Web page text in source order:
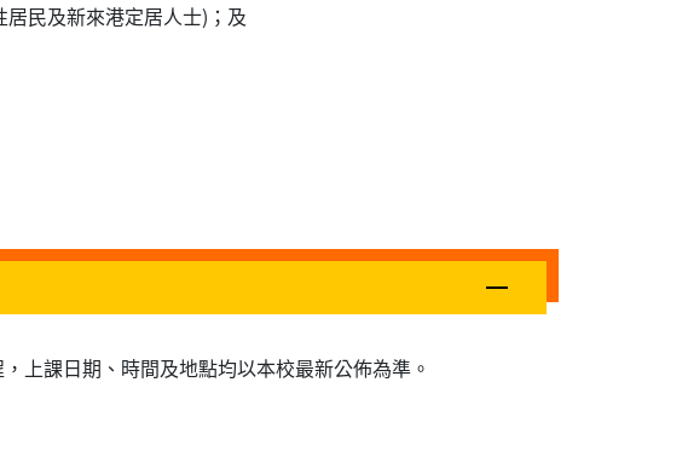
民及新來港定居人士)；及
上課日期、時間及地點均以本校最新公佈為準。